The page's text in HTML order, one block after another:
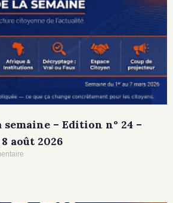
semaine – Edition n° 24 –
août 2026